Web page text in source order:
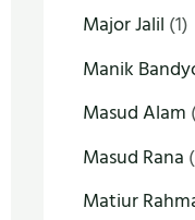
Major Jalil (1)
Manik
Masud Alam
Masud Rana
Matiur